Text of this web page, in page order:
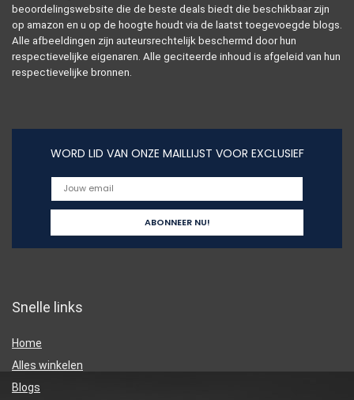
beoordelingswebsite die de beste deals biedt die beschikbaar zijn
op amazon en u op de hoogte houdt via de laatst toegevoegde blogs.
Alle afbeeldingen zijn auteursrechtelijk beschermd door hun
respectievelijke eigenaren. Alle geciteerde inhoud is afgeleid van hun
respectievelijke bronnen.
WORD LID VAN ONZE MAILLIJST VOOR EXCLUSIEF
Snelle links
Home
Alles winkelen
Blogs